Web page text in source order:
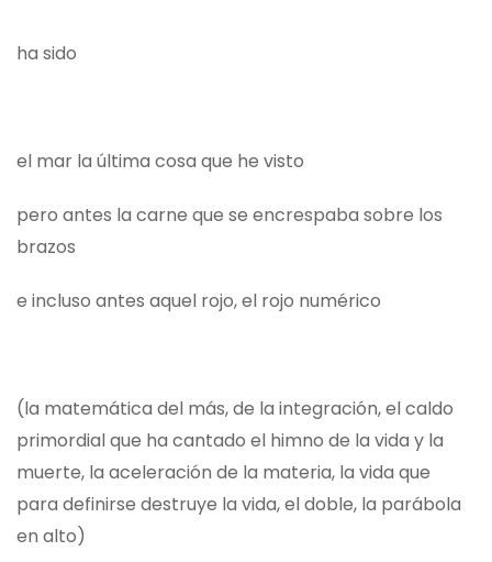
ha sido
el mar la última cosa que he visto
pero antes la carne que se encrespaba sobre los
brazos
e incluso antes aquel rojo, el rojo numérico
(la matemática del más, de la integración, el caldo
primordial que ha cantado el himno de la vida y la
muerte, la aceleración de la materia, la vida que
para definirse destruye la vida, el doble, la parábola
en alto)